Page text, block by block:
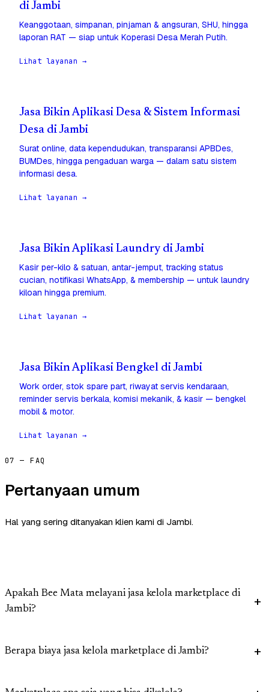
di Jambi
Keanggotaan, simpanan, pinjaman & angsuran, SHU, hingga
laporan RAT — siap untuk Koperasi Desa Merah Putih.
Lihat layanan →
Jasa Bikin Aplikasi Desa & Sistem Informasi
Desa di Jambi
Surat online, data kependudukan, transparansi APBDes,
BUMDes, hingga pengaduan warga — dalam satu sistem
informasi desa.
Lihat layanan →
Jasa Bikin Aplikasi Laundry di Jambi
Kasir per-kilo & satuan, antar-jemput, tracking status
cucian, notifikasi WhatsApp, & membership — untuk laundry
kiloan hingga premium.
Lihat layanan →
Jasa Bikin Aplikasi Bengkel di Jambi
Work order, stok spare part, riwayat servis kendaraan,
reminder servis berkala, komisi mekanik, & kasir — bengkel
mobil & motor.
Lihat layanan →
07 — FAQ
Pertanyaan umum
Hal yang sering ditanyakan klien kami di Jambi.
Apakah Bee Mata melayani jasa kelola marketplace di
Jambi?
Berapa biaya jasa kelola marketplace di Jambi?